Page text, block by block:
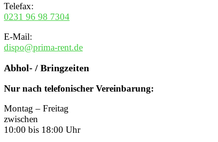
Telefax:
0231 96 98 7304
E-Mail:
dispo@prima-rent.de
Abhol- / Bringzeiten
Nur nach telefonischer Vereinbarung:
Montag – Freitag
zwischen
10:00 bis 18:00 Uhr